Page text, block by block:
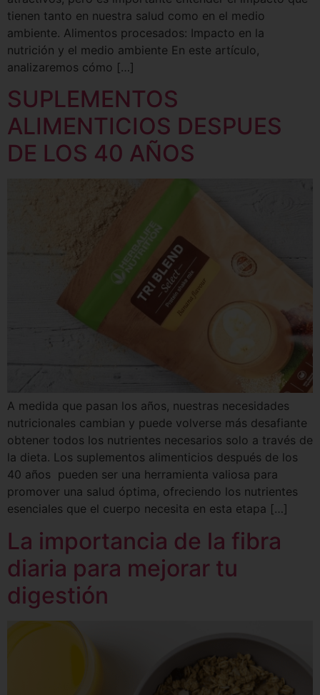
tienen tanto en nuestra salud como en el medio
ambiente. Alimentos procesados: Impacto en la
nutrición y el medio ambiente En este artículo,
analizaremos cómo […]
SUPLEMENTOS
ALIMENTICIOS DESPUES
DE LOS 40 AÑOS
A medida que pasan los años, nuestras necesidades
nutricionales cambian y puede volverse más desafiante
obtener todos los nutrientes necesarios solo a través de
la dieta. Los suplementos alimenticios después de los
40 años pueden ser una herramienta valiosa para
promover una salud óptima, ofreciendo los nutrientes
esenciales que el cuerpo necesita en esta etapa […]
La importancia de la fibra
diaria para mejorar tu
digestión